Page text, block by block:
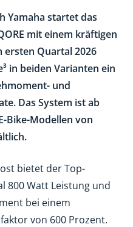
Yamaha startet das
mit einem kräftigen
ersten Quartal 2026
in beiden Varianten ein
und
Das System ist ab
Bike-Modellen von
bietet der Top-
800 Watt Leistung und
bei einem
von 600 Prozent.